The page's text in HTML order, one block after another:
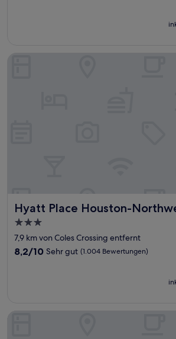
Hyatt Place Houston-
Hyatt Place Houston-Northwest / Cy-
3.0-
Sterne-
Unterkunft
7,9 km von Coles Crossing entfernt
8.2
Bewertungen)
8,2/10 Sehr gut (1.004 Bewertungen)
Hyatt Place Houston-Northwest / Cy-